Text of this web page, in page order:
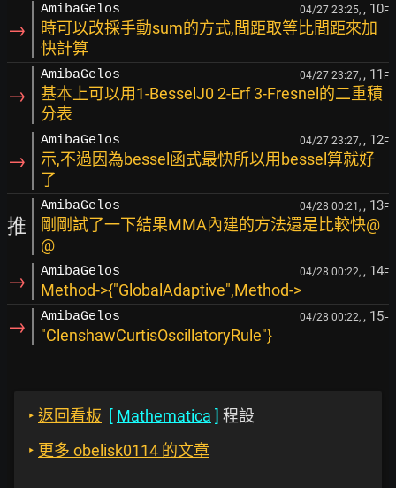
→
AmibaGelos 04/27 23:25, , 10F
時可以改採手動sum的方式,間距取等比間距來加
快計算
→
AmibaGelos 04/27 23:27, , 11 F
基本上可以用1-BesselJ0 2-Erf 3-Fresnel的二重積
分表
→
AmibaGelos 04/27 23:27, , 12F
示,不過因為bessel函式最快所以用bessel算就好
了
推
AmibaGelos 04/28 00:21, , 13F
剛剛試了一下結果MMA內建的方法還是比較快@
@
→ AmibaGelos 04/28 00:22, , 14F
Method->{"GlobalAdaptive",Method->
→ AmibaGelos 04/28 00:22, , 15F
"ClenshawCurtisOscillatoryRule"}
‣ 返回看板 [ Mathematica ] 程設
‣ 更多 obelisk0114 的文章